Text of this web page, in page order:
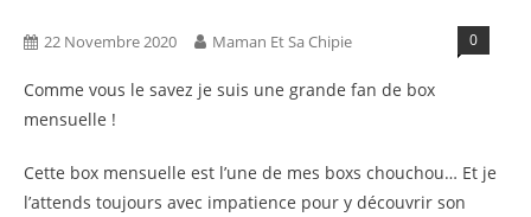
22 Novembre 2020 Maman Et Sa Chipie 0
Comme vous le savez je suis une grande fan de box
mensuelle !
Cette box mensuelle est l’une de mes boxs chouchou… Et je
l’attends toujours avec impatience pour y découvrir son